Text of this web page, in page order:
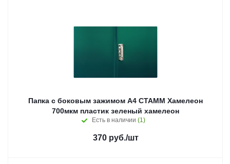
Папка с боковым зажимом А4 СТАММ Хамелеон
700мкм пластик зеленый хамелеон
Есть в наличии (1)
370руб./шт